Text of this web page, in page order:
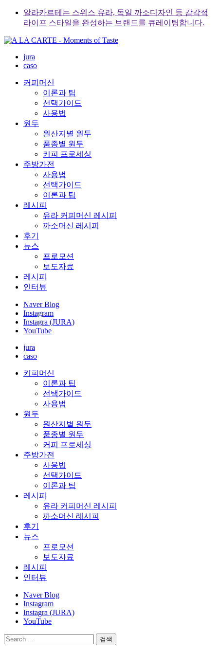
Skip
content
알라카르테는 스위스 유라, 독일 까소디자인 등 감각적
라이프 스타일을 완성하는 브랜드를 큐레이팅합니다.
jura
caso
커피머신
이론과 팁
선택가이드
사용법
원두
원산지별 원두
품종별 원두
커피 프로세싱
주방가전
사용법
선택가이드
이론과 팁
레시피
유라 커피머신 레시피
까소머신 레시피
후기
뉴스
프로모션
보도자료
레시피
인터뷰
Naver Blog
Instagram
Instagra (JURA)
YouTube
jura
caso
커피머신
이론과 팁
선택가이드
사용법
원두
원산지별 원두
품종별 원두
커피 프로세싱
주방가전
사용법
선택가이드
이론과 팁
레시피
유라 커피머신 레시피
까소머신 레시피
후기
뉴스
프로모션
보도자료
레시피
인터뷰
Naver Blog
Instagram
Instagra (JURA)
YouTube
검